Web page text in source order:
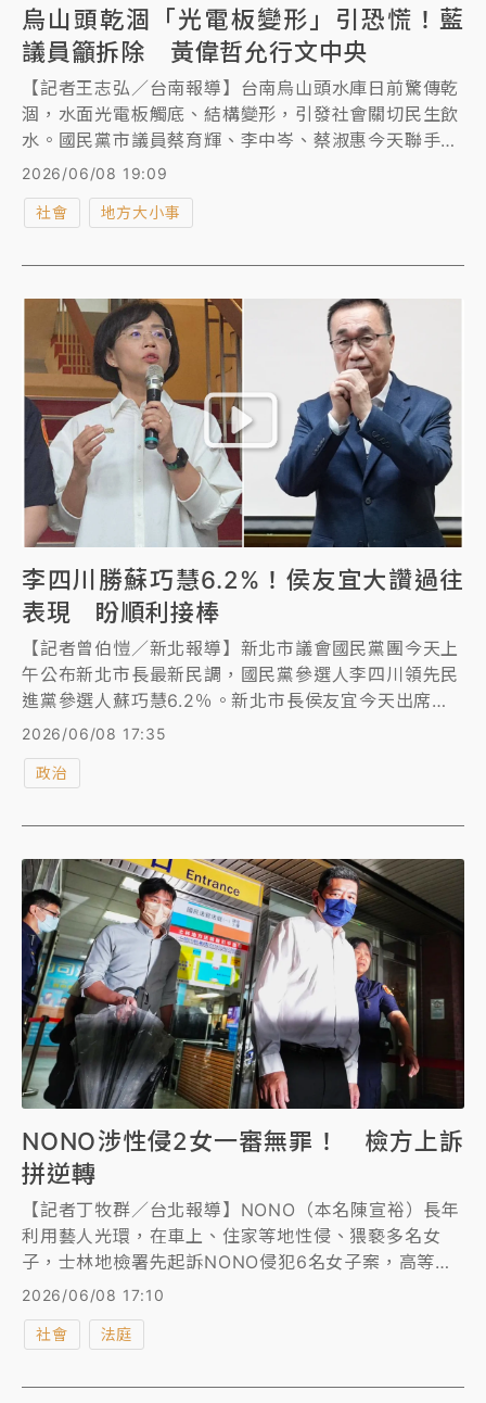
烏山頭乾涸「光電板變形」引恐慌！藍
議員籲拆除 黃偉哲允行文中央
【記者王志弘／台南報導】台南烏山頭水庫日前驚傳乾
涸，水面光電板觸底、結構變形，引發社會關切民生飲
水。國民黨市議員蔡育輝、李中岑、蔡淑惠今天聯手質
詢，強力要求停止在水庫種電並拆除光電板，獲市長黃
水質監測合格，請市民不要恐慌。
2026/06/08 19:09
社會 地方大小事
李四川勝蘇巧慧6.2%！侯友宜大讚過往
表現 盼順利接棒
【記者曾伯愷／新北報導】新北市議會國民黨團今天上
午公布新北市長最新民調，國民黨參選人李四川領先民
進黨參選人蘇巧慧6.2％。新北市長侯友宜今天出席活
動對此受訪表示，李四川過去曾任新北市副市長，對新
北市政相當瞭解，尤其他是基層工業出身，有行政效
率，會順利接棒。
2026/06/08 17:35
政治
NONO涉性侵2女一審無罪！ 檢方上訴
拼逆轉
【記者丁牧群／台北報導】NONO（本名陳宣裕）長年
利用藝人光環，在車上、住家等地性侵、猥褻多名女
子，士林地檢署先起訴NONO侵犯6名女子案，高等法
院維持一審見解，僅認定NONO在車上摸一名小模大
月徒刑，檢方放棄上訴，但NONO已上訴由最高法院審
女粉絲還摸胸，涉犯強制性交、強制猥褻罪，士林地院
2026/06/08 17:10
社會 法庭